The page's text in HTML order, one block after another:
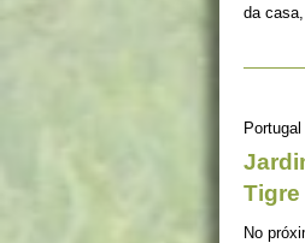
da
Portugal
Tigre
No